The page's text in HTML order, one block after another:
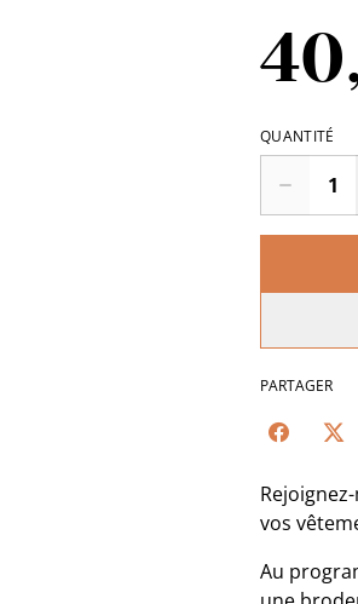
QUANTITÉ
PARTAGER
vos
Au